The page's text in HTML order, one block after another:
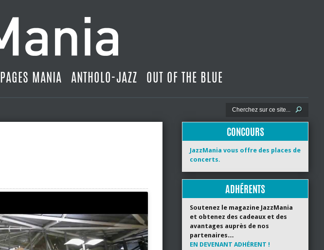
PAGES MANIA ANTHOLO-JAZZ OUT OF THE BLUE
CONCOURS
JazzMania vous offre des places de
concerts.
ADHÉRENTS
Soutenez le magazine JazzMania
et obtenez des cadeaux et des
avantages auprès de nos
partenaires…
EN DEVENANT ADHÉRENT !